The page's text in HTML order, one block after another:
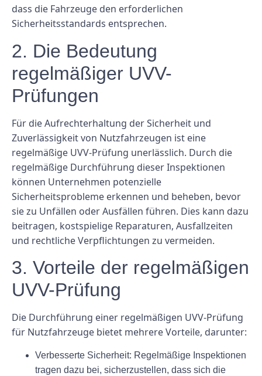
dass die Fahrzeuge den erforderlichen
Sicherheitsstandards entsprechen.
2. Die Bedeutung
regelmäßiger UVV-
Prüfungen
Für die Aufrechterhaltung der Sicherheit und
Zuverlässigkeit von Nutzfahrzeugen ist eine
regelmäßige UVV-Prüfung unerlässlich. Durch die
regelmäßige Durchführung dieser Inspektionen
können Unternehmen potenzielle
Sicherheitsprobleme erkennen und beheben, bevor
sie zu Unfällen oder Ausfällen führen. Dies kann dazu
beitragen, kostspielige Reparaturen, Ausfallzeiten
und rechtliche Verpflichtungen zu vermeiden.
3. Vorteile der regelmäßigen
UVV-Prüfung
Die Durchführung einer regelmäßigen UVV-Prüfung
für Nutzfahrzeuge bietet mehrere Vorteile, darunter:
Verbesserte Sicherheit: Regelmäßige Inspektionen
tragen dazu bei, sicherzustellen, dass sich die